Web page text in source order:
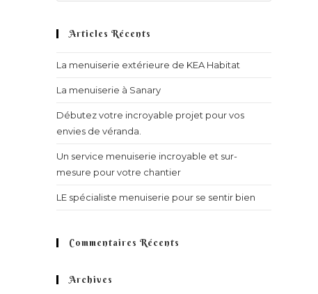
Articles Récents
La menuiserie extérieure de KEA Habitat
La menuiserie à Sanary
Débutez votre incroyable projet pour vos
envies de véranda.
Un service menuiserie incroyable et sur-
mesure pour votre chantier
LE spécialiste menuiserie pour se sentir bien
Commentaires Récents
Archives